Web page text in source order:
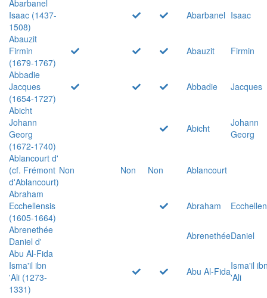
Abarbanel
Isaac (1437-
1508)
Abarbanel Isaac
Abauzit
Firmin
(1679-1767)
Abauzit
Firmin
Abbadie
Jacques
(1654-1727)
Abbadie
Jacques
Abicht
Johann
Georg
(1672-1740)
Abicht
Johann
Georg
Ablancourt d'
(cf. Frémont
d'Ablancourt)
Non Non Non
Ablancourt
Abraham
Ecchellensis
(1605-1664)
Abraham
Abrenethée
Daniel d'
AbrenethéeDaniel
Abu Al-Fida
Isma'il ibn
'Ali (1273-
1331)
Abu Al-FidaIsma'il
'Ali